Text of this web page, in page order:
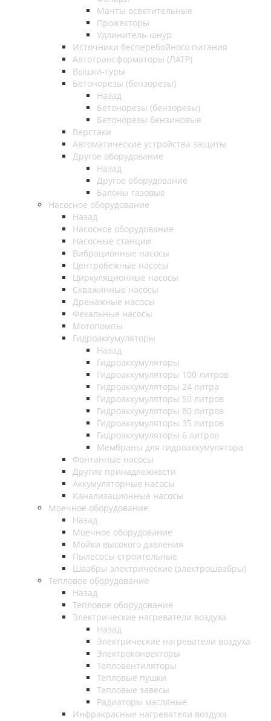
Мачты осветительные
Прожекторы
Удлинитель-шнур
Источники бесперебойного питания
Автотрансформаторы (ЛАТР)
Вышки-туры
Бетонорезы (бензорезы)
Назад
Бетонорезы (бензорезы)
Бетонорезы бензиновые
Верстаки
Автоматические устройства защиты
Другое оборудование
Назад
Другое оборудование
Балоны газовые
Насосное оборудование
Назад
Насосное оборудование
Насосные станции
Вибрационные насосы
Центробежные насосы
Циркуляционные насосы
Скважинные насосы
Дренажные насосы
Фекальные насосы
Мотопомпы
Гидроаккумуляторы
Назад
Гидроаккумуляторы
Гидроаккумуляторы 100 литров
Гидроаккумуляторы 24 литра
Гидроаккумуляторы 50 литров
Гидроаккумуляторы 80 литров
Гидроаккумуляторы 35 литров
Гидроаккумуляторы 6 литров
Мембраны для гидроаккумулятора
Фонтанные насосы
Другие принадлежности
Аккумуляторные насосы
Канализационные насосы
Моечное оборудование
Назад
Моечное оборудование
Мойки высокого давления
Пылесосы строительные
Швабры электрические (электрошвабры)
Тепловое оборудование
Назад
Тепловое оборудование
Электрические нагреватели воздуха
Назад
Электрические нагреватели воздуха
Электроконвекторы
Тепловентиляторы
Тепловые пушки
Тепловые завесы
Радиаторы масляные
Инфракрасные нагреватели воздуха